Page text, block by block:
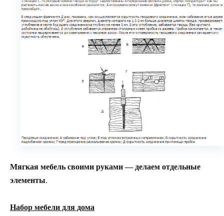
Мягкая мебель своими руками — делаем отдельные
элементы.
Набор мебели для дома